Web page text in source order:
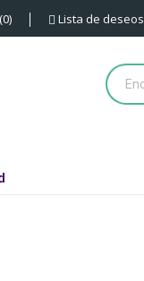
0 Lista de deseos